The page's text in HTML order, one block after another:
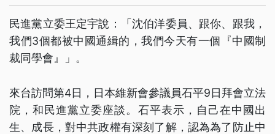
民進黨立委王定宇說：「沈伯洋委員、跟你、跟我，
我們3個都被中國通緝的，我們今天有一個『中國制
裁同學會』」。
來台訪問第4日，日本維新會參議員石平9日拜會立法
院，和民進黨立委座談。石平表示，自己在中國出
生、成長，對中共政權有深刻了解，認為為了防止中